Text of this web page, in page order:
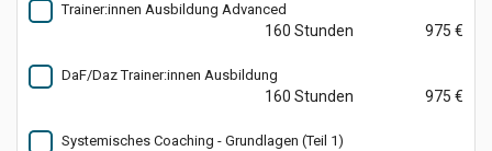
Trainer:innen Ausbildung Advanced
160 Stunden 975 €
DaF/Daz Trainer:innen Ausbildung
160 Stunden 975 €
Systemisches Coaching - Grundlagen (Teil 1)